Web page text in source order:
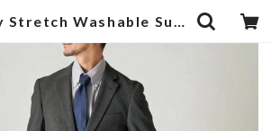
4-Way Stretch Washable Suits Melange Black | 武蔵小杉のセレクトショップ【ナクール】-nakool-